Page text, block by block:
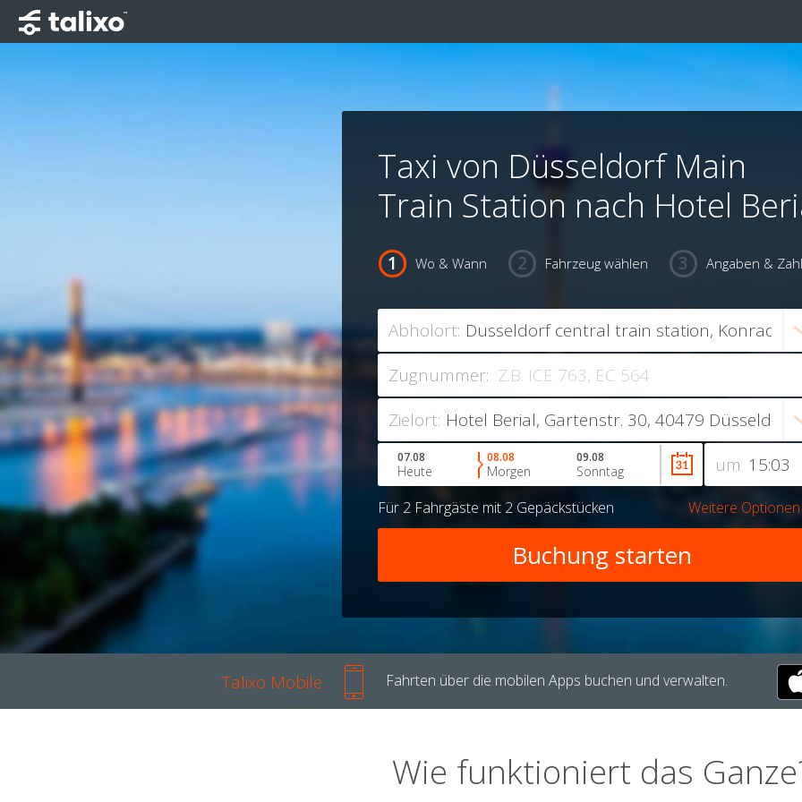
Taxi von Düsseldorf Main
Train Station nach Hotel
Wo & Wann Fahrzeug wählen Angaben &
Abholort:
Zugnummer:
Zielort:
um
07.08
Heute
08.08
Morgen
09.08
Sonntag
Für 2 Fahrgäste mit 2 Gepäckstücken Weitere Optionen
Talixo Mobile Fahrten über die mobilen Apps buchen und verwalten.
Wie funktioniert das